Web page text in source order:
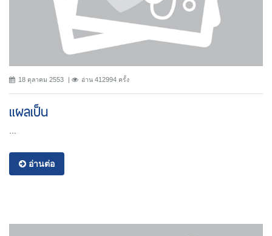
18 ตุลาคม 2553 อ่าน 412994 ครั้ง
แผลเป็น
อ่านต่อ